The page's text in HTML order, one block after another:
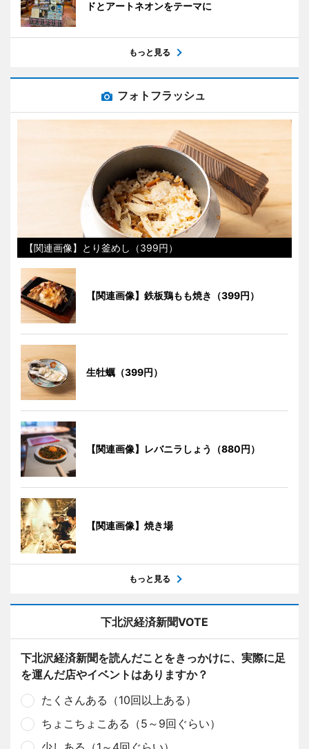
ドとアートネオンをテーマに
もっと見る
フォトフラッシュ
【関連画像】とり釜めし（399円）
【関連画像】鉄板鶏もも焼き（399円）
生牡蠣（399円）
【関連画像】レバニラしょう（880円）
【関連画像】焼き場
もっと見る
下北沢経済新聞VOTE
下北沢経済新聞を読んだことをきっかけに、実際に足
を運んだ店やイベントはありますか？
たくさんある（10回以上ある）
ちょこちょこある（5～9回ぐらい）